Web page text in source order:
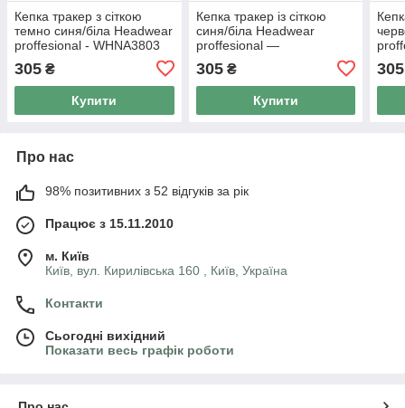
Кепка тракер з сіткою
темно синя/біла Headwear
proffesional - WHNA3803
305 ₴
Купити
Кепка тракер із сіткою
синя/біла Headwear
proffesional —
305₴
Купити
305
Про нас
98% позитивних з 52 відгуків за рік
Працює з 15.11.2010
м. Київ
Київ, вул. Кирилівська 160 , Київ, Україна
Контакти
Сьогодні вихідний
Показати весь графік роботи